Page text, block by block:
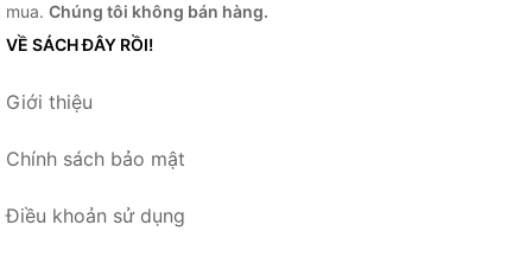
mua. Chúng tôi không bán hàng.
VỀ SÁCH ĐÂY RỒI!
Giới thiệu
Chính sách bảo mật
Điều khoản sử dụng